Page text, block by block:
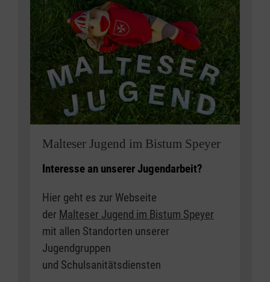
Malteser Jugend im Bistum Speyer
Interesse an unserer Jugendarbeit?
Hier geht es zur Webseite
der Malteser Jugend im Bistum Speyer
mit allen Standorten unserer
Jugendgruppen
und Schulsanitätsdiensten